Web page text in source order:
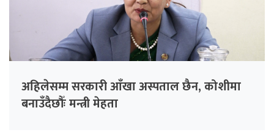
अहिलेसम्म सरकारी आँखा अस्पताल छैन, कोशीमा
बनाउँदैछौँः मन्त्री मेहता